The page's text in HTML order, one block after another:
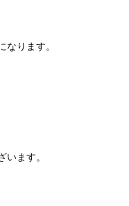
ります。
ます。